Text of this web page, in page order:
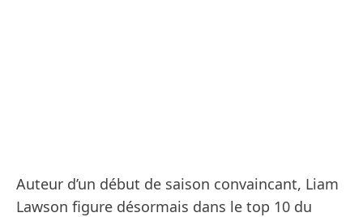
Auteur d’un début de saison convaincant, Liam
Lawson figure désormais dans le top 10 du